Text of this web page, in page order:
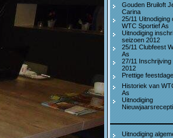
Gouden Bruiloft
Carina
25/11 Uitnodiging
WTC Sportief As
Uitnodiging
seizoen 2012
25/11 Clubfeest
As
27/11 Inschrijving
2012
Prettige
Historiek van
As
Uitnodiging
Uitnodiging